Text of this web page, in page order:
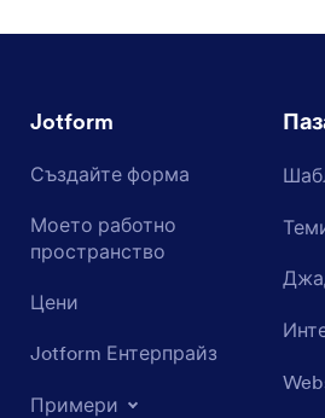
Jotform
Създайте форма
Моето работно
пространство
Цени
Jotform Ентерпрайз
Примери